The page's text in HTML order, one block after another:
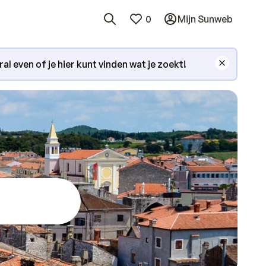
0 Mijn Sunweb
even of je hier kunt vinden wat je zoekt!